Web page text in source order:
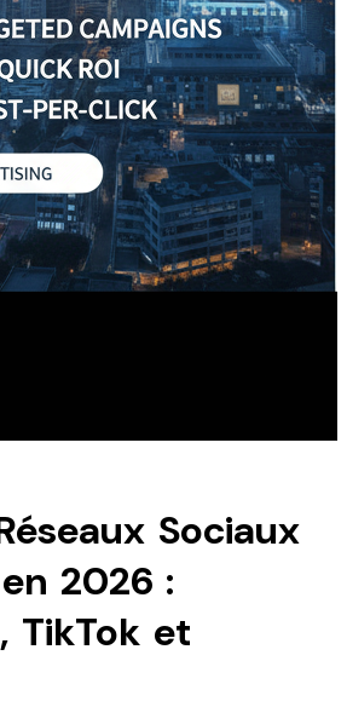
Sociaux
2026 :
TikTok et